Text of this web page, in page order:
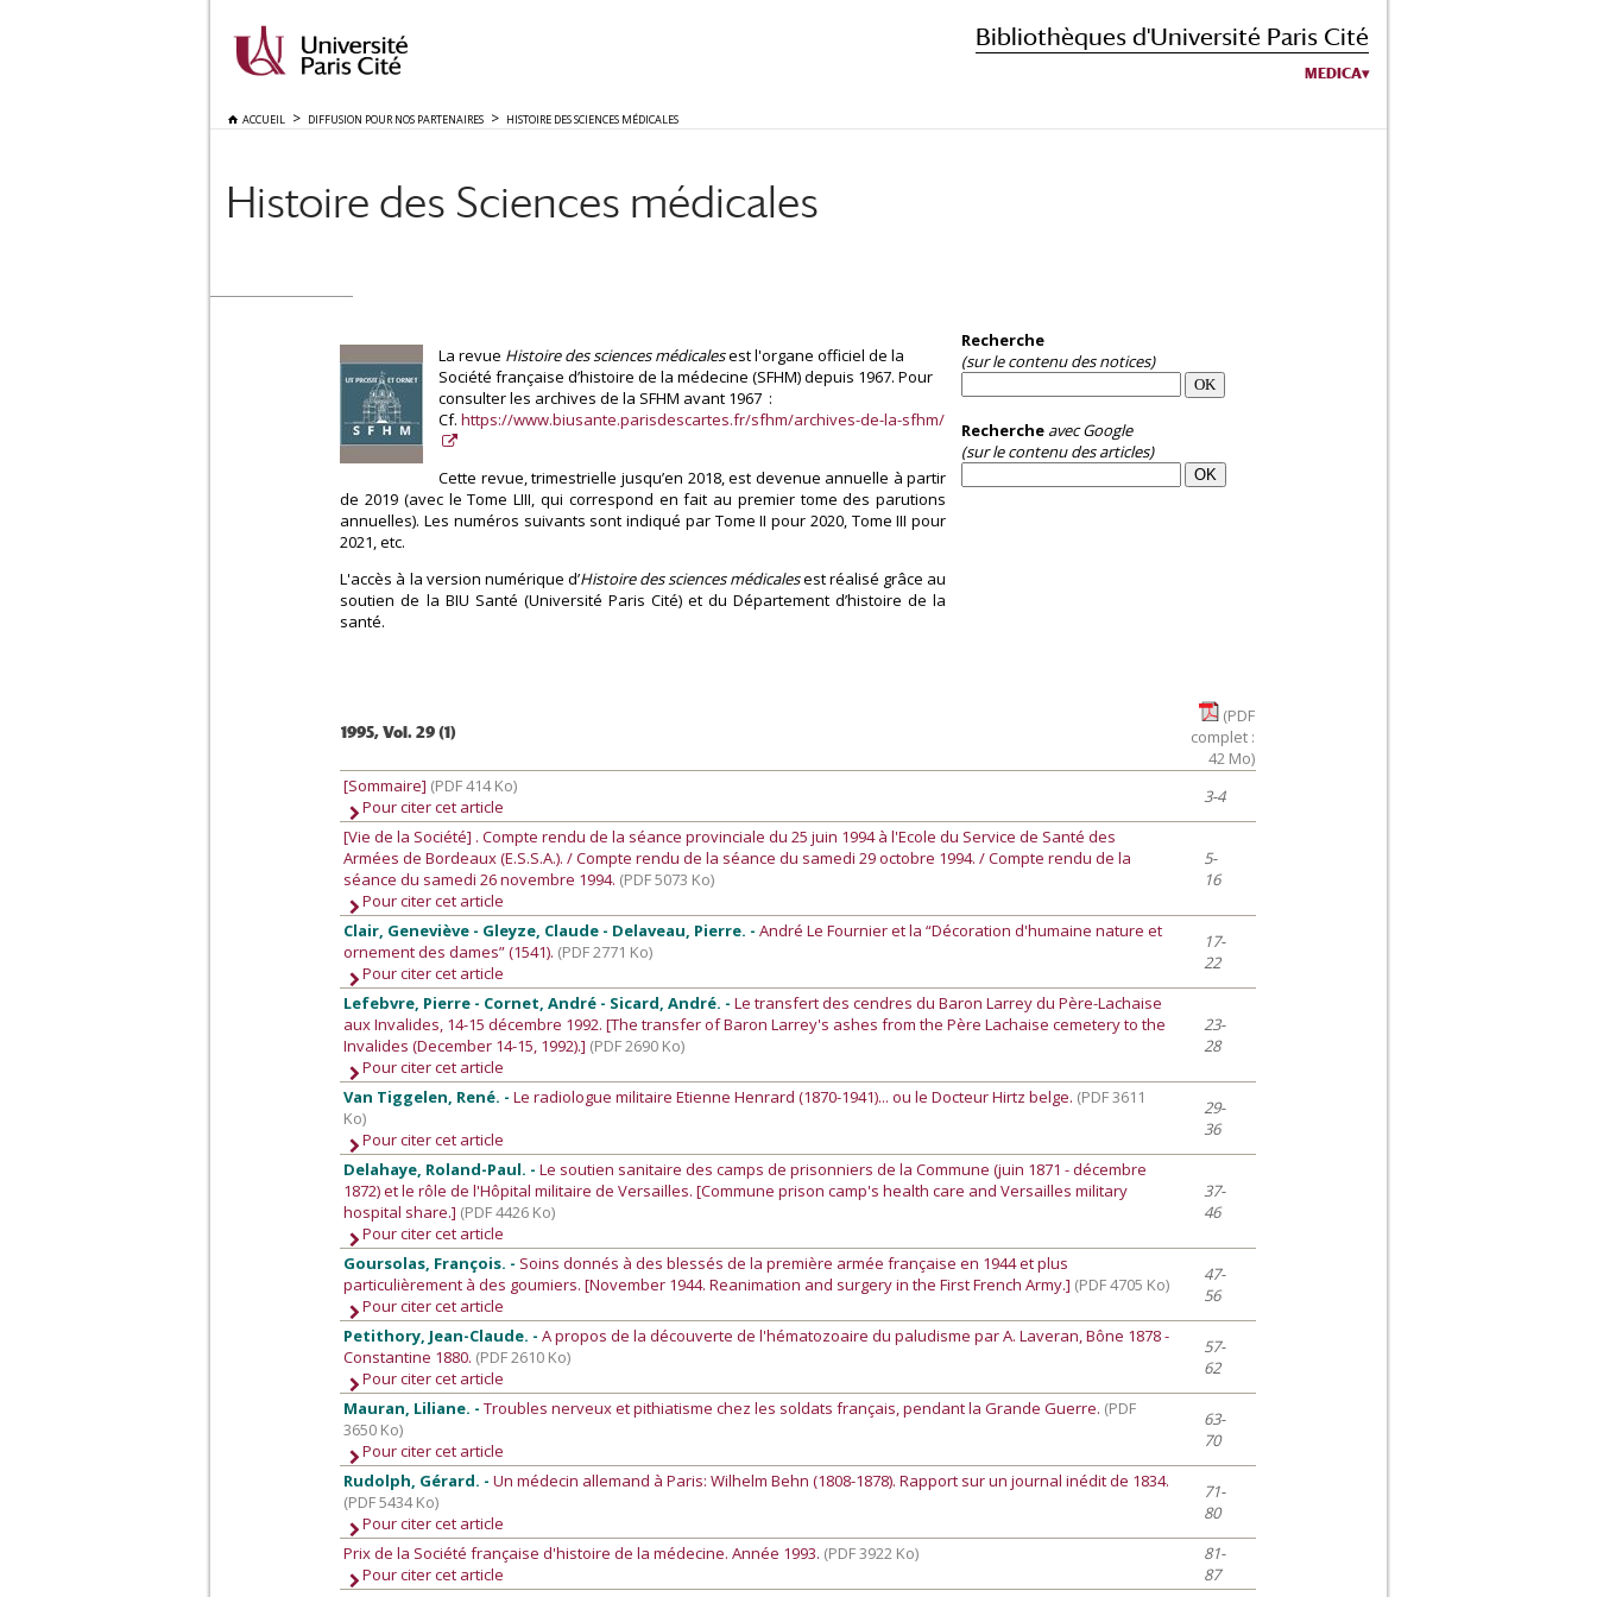
Bibliothèques d'Université Paris Cité
MEDICA
ACCUEIL DIFFUSION POUR NOS PARTENAIRES HISTOIRE DES SCIENCES MÉDICALES
Histoire des Sciences médicales
La revue Histoire des sciences médicalesest l'organe officiel de la
Société française d’histoire de la médecine (SFHM) depuis 1967. Pour
consulter les archives de la SFHM avant 1967 :
Cf.https://www.biusante.parisdescartes.fr/sfhm/archives-de-la-sfhm/
Cette revue, trimestrielle jusqu’en 2018, est devenue annuelle à partir
de 2019 (avec le Tome LIII, qui correspond en fait au premier tome des parutions
annuelles). Les numéros suivants sont indiqué par Tome II pour 2020, Tome III pour
2021, etc.
L'accès à la version numérique d’Histoire des sciences médicalesest réalisé grâce au
soutien de la BIU Santé (Université Paris Cité) et du Département d’histoire de la
santé.
Recherche
(sur le contenu des notices)
Recherche avec Google
(sur le contenu des articles)
1995, Vol. 29 (1)
(PDF
complet :
42 Mo)
[Sommaire] (PDF 414 Ko)
Pour citer cet article
3-4
[Vie de la Société] . Compte rendu de la séance provinciale du 25 juin 1994 à l'Ecole du Service de Santé des
Armées de Bordeaux (E.S.S.A.). / Compte rendu de la séance du samedi 29 octobre 1994. / Compte rendu de la
séance du samedi 26 novembre 1994. (PDF 5073 Ko)
Pour citer cet article
5-
16
Clair, Geneviève - Gleyze, Claude - Delaveau, Pierre. -André Le Fournier et la “Décoration d'humaine nature et
ornement des dames” (1541). (PDF 2771 Ko)
Pour citer cet article
17-
22
Lefebvre, Pierre - Cornet, André - Sicard, André. -Le transfert des cendres du Baron Larrey du Père-Lachaise
aux Invalides, 14-15 décembre 1992. [The transfer of Baron Larrey's ashes from the Père Lachaise cemetery to the
Invalides (December 14-15, 1992).] (PDF 2690 Ko)
Pour citer cet article
23-
28
Van Tiggelen, René. -Le radiologue militaire Etienne Henrard (1870-1941)... ou le Docteur Hirtz belge. (PDF 3611
Ko)
Pour citer cet article
29-
36
Delahaye, Roland-Paul. -Le soutien sanitaire des camps de prisonniers de la Commune (juin 1871 - décembre
1872) et le rôle de l'Hôpital militaire de Versailles. [Commune prison camp's health care and Versailles military
hospital share.] (PDF 4426 Ko)
Pour citer cet article
37-
46
Goursolas, François. - Soins donnés à des blessés de la première armée française en 1944 et plus
particulièrement à des goumiers. [November 1944. Reanimation and surgery in the First French Army.] (PDF 4705 Ko)
Pour citer cet article
47-
56
Petithory, Jean-Claude. -A propos de la découverte de l'hématozoaire du paludisme par A. Laveran, Bône 1878 -
Constantine 1880. (PDF 2610 Ko)
Pour citer cet article
57-
62
Mauran, Liliane. -Troubles nerveux et pithiatisme chez les soldats français, pendant la Grande Guerre. (PDF
3650 Ko)
Pour citer cet article
63-
70
Rudolph, Gérard. -Un médecin allemand à Paris: Wilhelm Behn (1808-1878). Rapport sur un journal inédit de 1834.
(PDF 5434 Ko)
Pour citer cet article
71-
80
Prix de la Société française d'histoire de la médecine. Année 1993. (PDF 3922 Ko)
Pour citer cet article
81-
87